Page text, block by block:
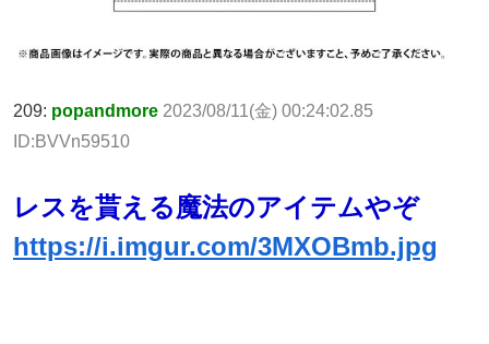
209: popandmore 2023/08/11(金) 00:24:02.85
ID:BVVn59510
レスを貰える魔法のアイテムやぞ
https://i.imgur.com/3MXOBmb.jpg